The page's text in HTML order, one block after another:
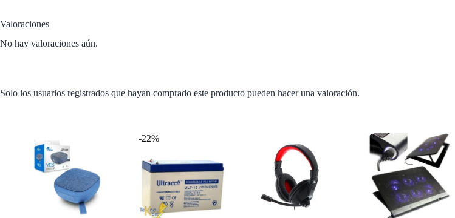
Valoraciones
No hay valoraciones aún.
Solo los usuarios registrados que hayan comprado este producto pueden hacer una valoración.
-22%